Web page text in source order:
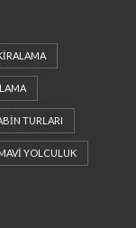
TURLARI
YOLCULUK